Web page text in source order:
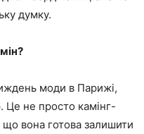
думку.
моди в Парижі,
не просто камінг-
вона готова залишити